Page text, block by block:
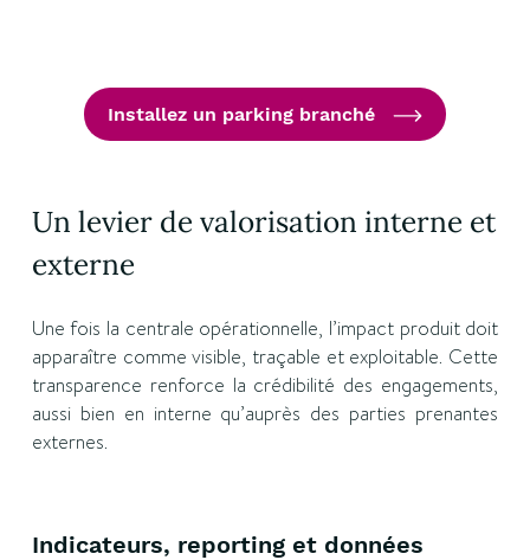
Installez un parking branché
Un levier de valorisation interne et
externe
Une fois la centrale opérationnelle, l’impact produit doit
apparaître comme visible, traçable et exploitable. Cette
transparence renforce la crédibilité des engagements,
aussi bien en interne qu’auprès des parties prenantes
externes.
Indicateurs, reporting et données